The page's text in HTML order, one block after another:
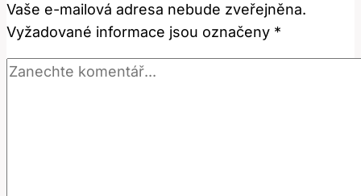
Frázi
v
Angličtině?
Vaše e-mailová adresa nebude zveřejněna.
Vyžadované informace jsou označeny *